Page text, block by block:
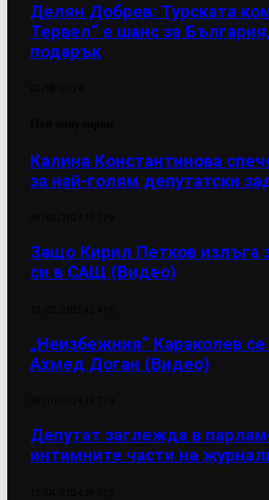
Делян Добрев: Турската
Тервел“ е шанс за
подарък
Калина Константинова
за най-голям депутатски
Защо Кирил Петков излъга
си в САЩ (Видео)
„Неизбежния“ Караколев се
Ахмед Доган (Видео)
Депутат заглежда в
интимните части на